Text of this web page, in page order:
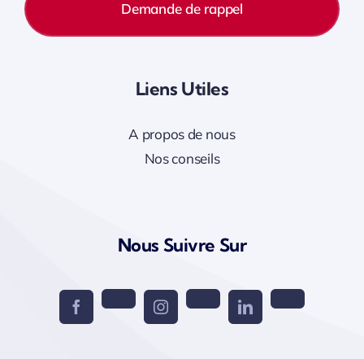
Demande de rappel
Liens Utiles
A propos de nous
Nos conseils
Nous Suivre Sur